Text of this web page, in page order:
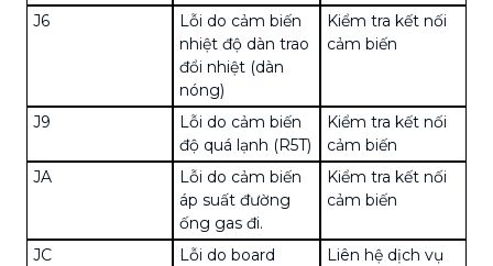
J6
Lỗi do cảm biến
nhiệt độ dàn trao
đổi nhiệt (dàn
nóng)
Kiểm tra kết nối
cảm biến
J9
Lỗi do cảm biến
độ quá lạnh (R5T)
Kiểm tra kết nối
cảm biến
JA
Lỗi do cảm biến
áp suất đường
ống gas đi.
Kiểm tra kết nối
cảm biến
JC
Lỗi do board
Liên hệ dịch vụ